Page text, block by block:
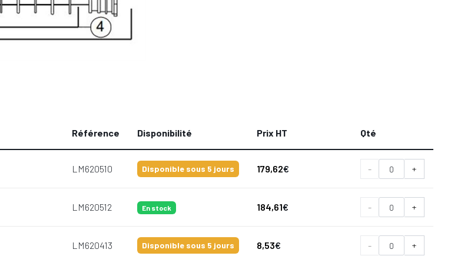
Référence Disponibilité Prix HT Qté
LM620510 Disponible sous 5 jours 179,62€ - +
LM620512 En stock 184,61€ - +
LM620413 Disponible sous 5 jours 8,53€ - +